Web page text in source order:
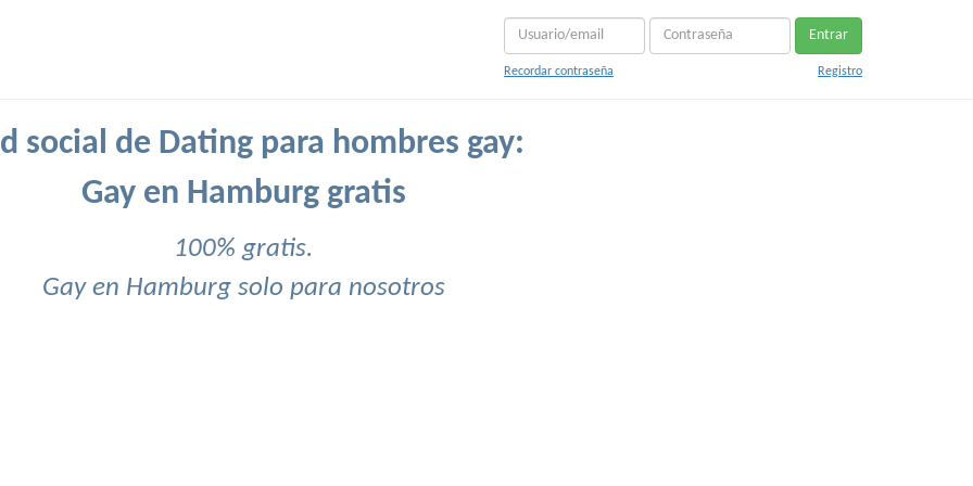
Entrar
Recordar contraseña Registro
social de Dating para hombres gay:
Gay en Hamburg gratis
100% gratis.
Gay en Hamburg solo para nosotros